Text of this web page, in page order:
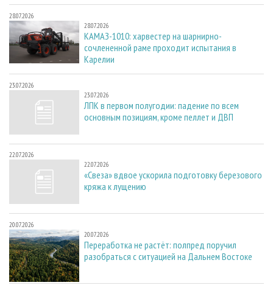
28.07.2026
28.07.2026
КАМАЗ-1010: харвестер на шарнирно-
сочлененной раме проходит испытания в
Карелии
23.07.2026
23.07.2026
ЛПК в первом полугодии: падение по всем
основным позициям, кроме пеллет и ДВП
22.07.2026
22.07.2026
«Свеза» вдвое ускорила подготовку березового
кряжа к лущению
20.07.2026
20.07.2026
Переработка не растёт: полпред поручил
разобраться с ситуацией на Дальнем Востоке